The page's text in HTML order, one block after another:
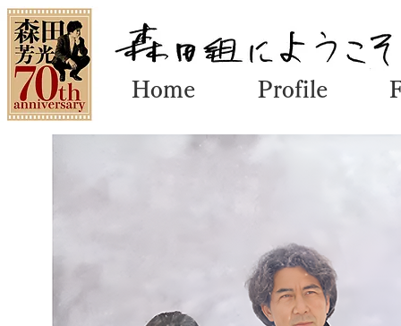
Home Profile